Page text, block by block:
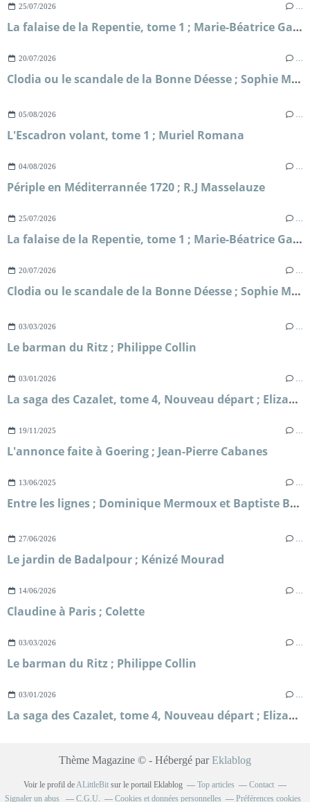
25/07/2026
La falaise de la Repentie, tome 1 ; Marie-Béatrice Gauvin
20/07/2026
Clodia ou le scandale de la Bonne Déesse ; Sophie Malick-Prunier
05/08/2026
L'Escadron volant, tome 1 ; Muriel Romana
04/08/2026
Périple en Méditerrannée 1720 ; R.J Masselauze
25/07/2026
La falaise de la Repentie, tome 1 ; Marie-Béatrice Gauvin
20/07/2026
Clodia ou le scandale de la Bonne Déesse ; Sophie Malick-Prunier
03/03/2026
Le barman du Ritz ; Philippe Collin
03/01/2026
La saga des Cazalet, tome 4, Nouveau départ ; Elizabeth Jane Howard
19/11/2025
L'annonce faite à Goering ; Jean-Pierre Cabanes
13/06/2025
Entre les lignes ; Dominique Mermoux et Baptiste Beaulieu
27/06/2026
Le jardin de Badalpour ; Kénizé Mourad
14/06/2026
Claudine à Paris ; Colette
03/03/2026
Le barman du Ritz ; Philippe Collin
03/01/2026
La saga des Cazalet, tome 4, Nouveau départ ; Elizabeth Jane Howard
Thème Magazine © - Hébergé parEklablog
Voir le profil de ALittleBit sur le portail Eklablog Top articles
Contact
Signaler un abus
C.G.U. Cookies et données personnelles Préférences cookies